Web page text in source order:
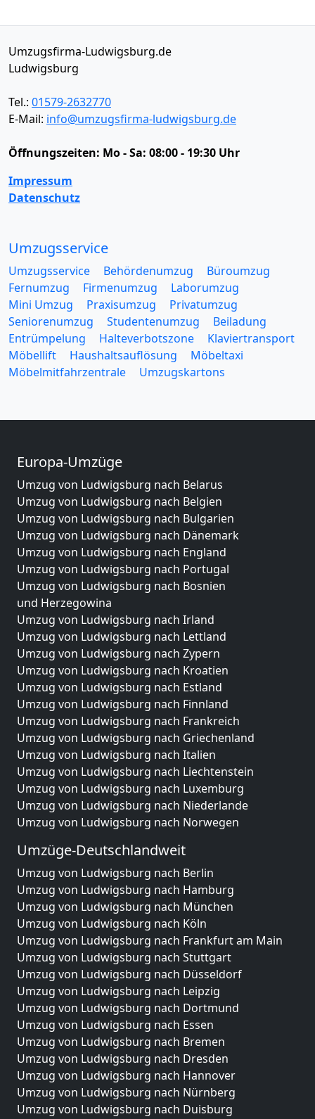
Umzugsfirma-Ludwigsburg.de
Ludwigsburg
Tel.: 01579-2632770
E-Mail: info@umzugsfirma-ludwigsburg.de
Öffnungszeiten: Mo - Sa: 08:00 - 19:30 Uhr
Impressum
Datenschutz
Umzugsservice
Umzugsservice Behördenumzug
Büroumzug
Fernumzug
Firmenumzug
Laborumzug
Mini Umzug
Praxisumzug
Privatumzug
Seniorenumzug
Studentenumzug
Beiladung
Entrümpelung
Halteverbotszone
Klaviertransport
Möbellift
Haushaltsauflösung
Möbeltaxi
Möbelmitfahrzentrale
Umzugskartons
Europa-Umzüge
Umzug von Ludwigsburg nach Belarus
Umzug von Ludwigsburg nach Belgien
Umzug von Ludwigsburg nach Bulgarien
Umzug von Ludwigsburg nach Dänemark
Umzug von Ludwigsburg nach England
Umzug von Ludwigsburg nach Portugal
Umzug von Ludwigsburg nach Bosnien
und Herzegowina
Umzug von Ludwigsburg nach Irland
Umzug von Ludwigsburg nach Lettland
Umzug von Ludwigsburg nach Zypern
Umzug von Ludwigsburg nach Kroatien
Umzug von Ludwigsburg nach Estland
Umzug von Ludwigsburg nach Finnland
Umzug von Ludwigsburg nach Frankreich
Umzug von Ludwigsburg nach Griechenland
Umzug von Ludwigsburg nach Italien
Umzug von Ludwigsburg nach Liechtenstein
Umzug von Ludwigsburg nach Luxemburg
Umzug von Ludwigsburg nach Niederlande
Umzug von Ludwigsburg nach Norwegen
Umzüge-Deutschlandweit
Umzug von Ludwigsburg nach Berlin
Umzug von Ludwigsburg nach Hamburg
Umzug von Ludwigsburg nach München
Umzug von Ludwigsburg nach Köln
Umzug von Ludwigsburg nach Frankfurt am Main
Umzug von Ludwigsburg nach Stuttgart
Umzug von Ludwigsburg nach Düsseldorf
Umzug von Ludwigsburg nach Leipzig
Umzug von Ludwigsburg nach Dortmund
Umzug von Ludwigsburg nach Essen
Umzug von Ludwigsburg nach Bremen
Umzug von Ludwigsburg nach Dresden
Umzug von Ludwigsburg nach Hannover
Umzug von Ludwigsburg nach Nürnberg
Umzug von Ludwigsburg nach Duisburg